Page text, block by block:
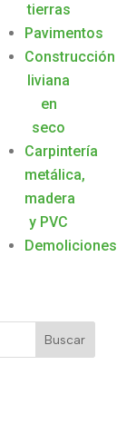
tierras
Pavimentos
Construcción
liviana
en
seco
Carpintería
metálica,
madera
y PVC
Demoliciones
Buscar